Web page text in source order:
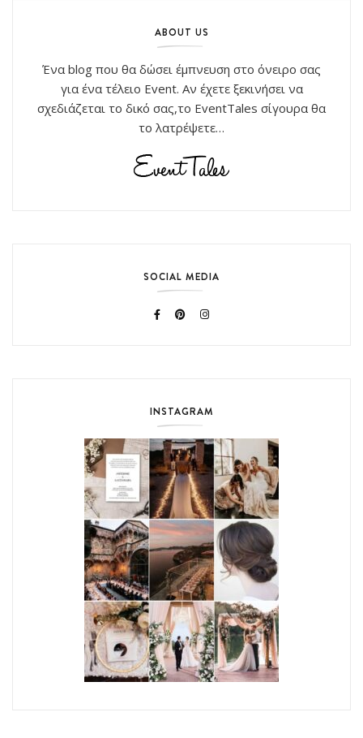
ABOUT US
Ένα blog που θα δώσει έμπνευση στο όνειρο σας
για ένα τέλειο Event. Αν έχετε ξεκινήσει να
σχεδιάζεται το δικό σας,το EventTales σίγουρα θα
το λατρέψετε…
SOCIAL MEDIA
INSTAGRAM